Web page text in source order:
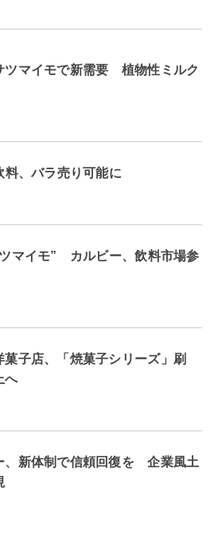
ツマイモで新需要 植物性ミルク
料、バラ売り可能に
ツマイモ” カルビー、飲料市場参
菓子店、「焼菓子シリーズ」刷
へ
、新体制で信頼回復を 企業風土